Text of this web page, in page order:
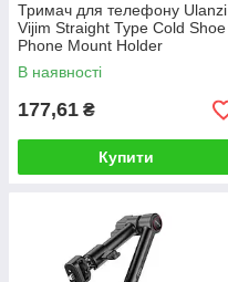
Тримач для телефону Ulanzi
Vijim Straight Type Cold Shoe
Phone Mount Holder
Black(UV-1764 ST-07)
В наявності
177,61 ₴
Купити